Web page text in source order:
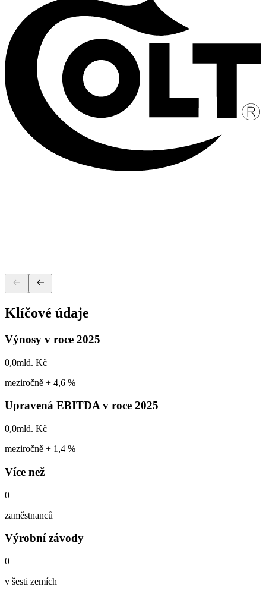
Klíčové údaje
Výnosy v roce 2025
0,0mld. Kč
meziročně + 4,6 %
Upravená EBITDA v roce 2025
0,0mld. Kč
meziročně + 1,4 %
Více než
0
zaměstnanců
Výrobní závody
0
v šesti zemích